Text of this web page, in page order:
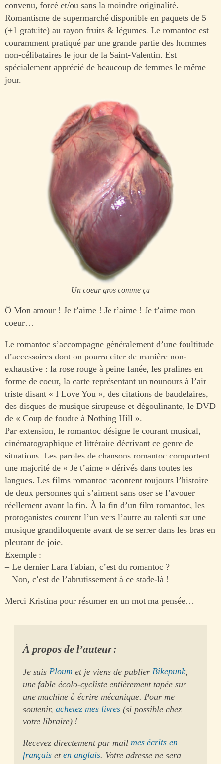
convenu, forcé et/ou sans la moindre originalité.
Romantisme de supermarché disponible en paquets de 5
(+1 gratuite) au rayon fruits & légumes. Le romantoc est
couramment pratiqué par une grande partie des hommes
non-célibataires le jour de la Saint-Valentin. Est
spécialement apprécié de beaucoup de femmes le même
jour.
Un coeur gros comme ça
Ô Mon amour ! Je t’aime ! Je t’aime ! Je t’aime mon
coeur…
Le romantoc s’accompagne généralement d’une foultitude
d’accessoires dont on pourra citer de manière non-
exhaustive : la rose rouge à peine fanée, les pralines en
forme de coeur, la carte représentant un nounours à l’air
triste disant « I Love You », des citations de baudelaires,
des disques de musique sirupeuse et dégoulinante, le DVD
de « Coup de foudre à Nothing Hill ».
Par extension, le romantoc désigne le courant musical,
cinématographique et littéraire décrivant ce genre de
situations. Les paroles de chansons romantoc comportent
une majorité de « Je t’aime » dérivés dans toutes les
langues. Les films romantoc racontent toujours l’histoire
de deux personnes qui s’aiment sans oser se l’avouer
réellement avant la fin. À la fin d’un film romantoc, les
protoganistes courent l’un vers l’autre au ralenti sur une
musique grandiloquente avant de se serrer dans les bras en
pleurant de joie.
Exemple :
– Le dernier Lara Fabian, c’est du romantoc ?
– Non, c’est de l’abrutissement à ce stade-là !
Merci Kristina pour résumer en un mot ma pensée…
À propos de l’auteur :
Je suisPloum et je viens de publierBikepunk,
une fable écolo-cycliste entièrement tapée sur
une machine à écrire mécanique. Pour me
soutenir,achetez mes livres (si possible chez
votre libraire) !
Recevez directement par mailmes écrits en
français eten anglais. Votre adresse ne sera